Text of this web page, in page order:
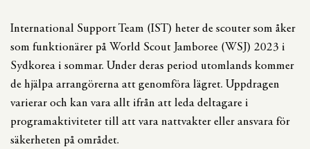
International Support Team (IST) heter de scouter som åker
som funktionärer på World Scout Jamboree (WSJ) 2023 i
Sydkorea i sommar. Under deras period utomlands kommer
de hjälpa arrangörerna att genomföra lägret. Uppdragen
varierar och kan vara allt ifrån att leda deltagare i
programaktiviteter till att vara nattvakter eller ansvara för
säkerheten på området.